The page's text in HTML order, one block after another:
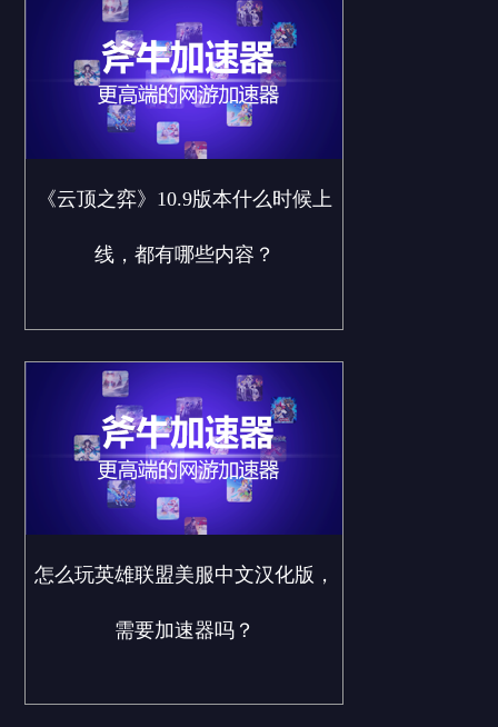
《云顶之弈》10.9版本什么时候上
线，都有哪些内容？
怎么玩英雄联盟美服中文汉化版，
需要加速器吗？